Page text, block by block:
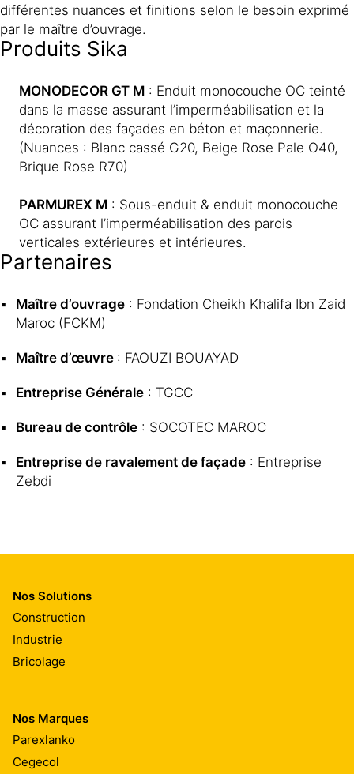
différentes nuances et finitions selon le besoin exprimé
par le maître d’ouvrage.
Produits Sika
MONODECOR GT M : Enduit monocouche OC teinté
dans la masse assurant l’imperméabilisation et la
décoration des façades en béton et maçonnerie.
(Nuances : Blanc cassé G20, Beige Rose Pale O40,
Brique Rose R70)
PARMUREX M : Sous-enduit & enduit monocouche
OC assurant l’imperméabilisation des parois
verticales extérieures et intérieures.
Partenaires
Maître d’ouvrage : Fondation Cheikh Khalifa Ibn Zaid
Maroc (FCKM)
Maître d’œuvre : FAOUZI BOUAYAD
Entreprise Générale : TGCC
Bureau de contrôle : SOCOTEC MAROC
Entreprise de ravalement de façade : Entreprise
Zebdi
Nos Solutions
Construction
Industrie
Bricolage
Nos Marques
Parexlanko
Cegecol